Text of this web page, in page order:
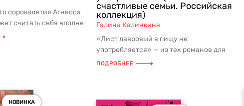
сорокалетия Агнесса
считать себя вполне
Она...
счастливые семьи. Российская
коллекция)
Галина Калинкина
«Лист лавровый в пищу не
употребляется» — из тех романов для
неспешного чтения, которые
ПОДРОБНЕЕ
НОВИНКА